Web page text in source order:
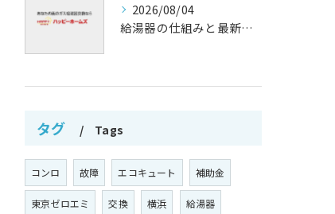
2026/08/04
給湯器の仕組みと最新技術解析
タグ Tags
コンロ 故障 エコキュート 補助金
東京ゼロエミ 交換 横浜 給湯器